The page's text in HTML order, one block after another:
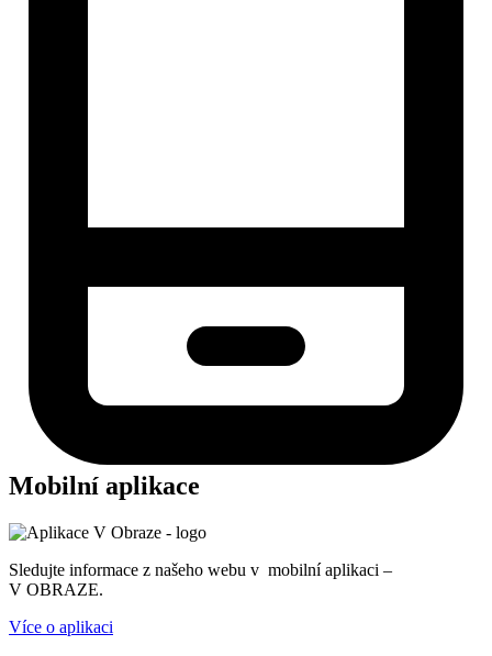
Mobilní aplikace
Sledujte informace z našeho webu v mobilní aplikaci –
V OBRAZE.
Více o aplikaci